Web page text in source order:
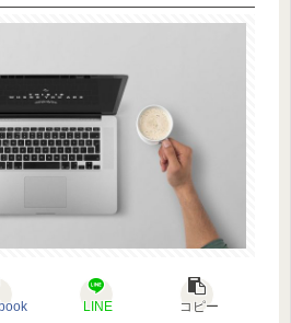
LINE コピー